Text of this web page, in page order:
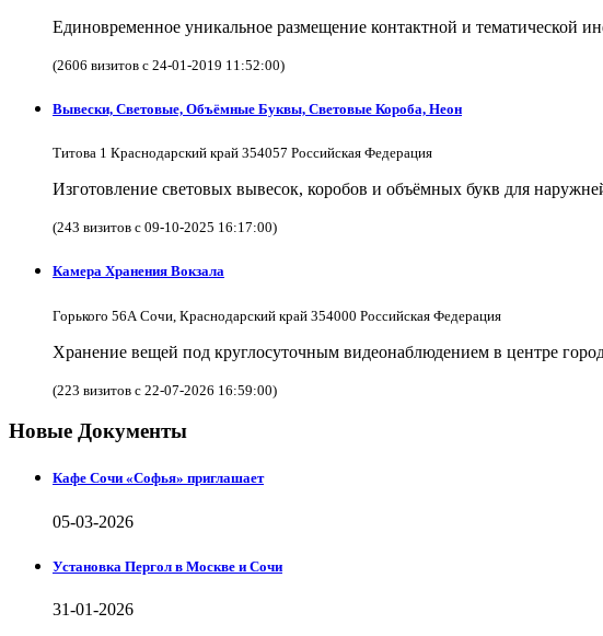
Единовременное уникальное размещение контактной и тематической
(2606 визитов с 24-01-2019 11:52:00)
Вывески, Световые, Объёмные Буквы, Световые Короба, Неон
Титова 1 Краснодарский край 354057 Российская Федерация
Изготовление световых вывесок, коробов и объёмных букв для
(243 визитов с 09-10-2025 16:17:00)
Камера Хранения Вокзала
Горького 56А Сочи, Краснодарский край 354000 Российская Федерация
Хранение вещей под круглосуточным видеонаблюдением в центре
(223 визитов с 22-07-2026 16:59:00)
Новые Документы
Кафе Сочи «Софья» приглашает
05-03-2026
Установка Пергол в Москве и Сочи
31-01-2026